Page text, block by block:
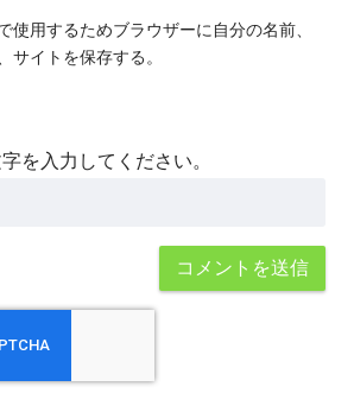
使用するためブラウザーに自分の名前、
サイトを保存する。
を入力してください。